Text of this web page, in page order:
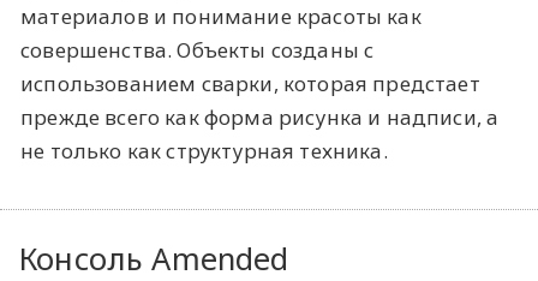
материалов и понимание красоты как
совершенства. Объекты созданы с
использованием сварки, которая предстает
прежде всего как форма рисунка и надписи, а
не только как структурная техника.
Консоль Amended